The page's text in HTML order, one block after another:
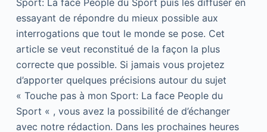
Sport: La face People du Sport puis les diffuser en
essayant de répondre du mieux possible aux
interrogations que tout le monde se pose. Cet
article se veut reconstitué de la façon la plus
correcte que possible. Si jamais vous projetez
d’apporter quelques précisions autour du sujet
« Touche pas à mon Sport: La face People du
Sport « , vous avez la possibilité de d’échanger
avec notre rédaction. Dans les prochaines heures